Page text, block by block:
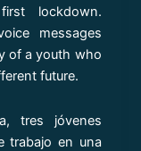
lockdown.
messages
of a youth who
future.
tres jóvenes
trabajo en una